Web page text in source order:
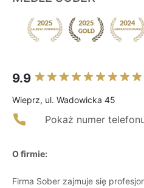
9.9
Wieprz, ul. Wadowicka 45
Pokaż numer
O firmie:
Firma Sober zajmuje się